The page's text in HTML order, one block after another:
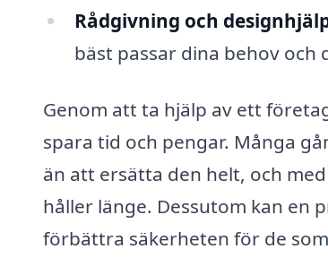
Rådgivning och
bäst passar dina behov
Genom att ta hjälp av ett
spara tid och pengar. Många
än att ersätta den helt, och
håller länge. Dessutom kan en
förbättra säkerheten för de